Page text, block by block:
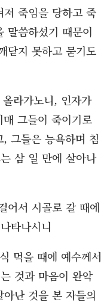
죽임을 당하고 죽
말씀하셨기 때문이
닫지 못하고 묻기도
라가노니, 인자가
그들이 죽이기로
그들은 능욕하며 침
삼 일 만에 살아나
어서 시골로 갈 때에
타나시니
먹을 때에 예수께서
것과 마음이 완악
난 것을 본 자들의